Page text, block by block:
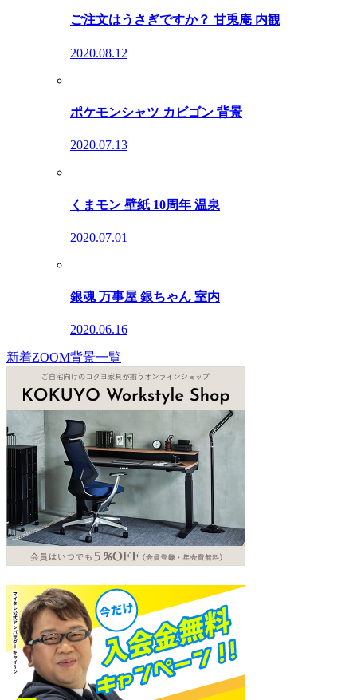
ご注文はうさぎですか？ 甘兎庵 内観
2020.08.12
ポケモンシャツ カビゴン 背景
2020.07.13
くまモン 壁紙 10周年 温泉
2020.07.01
銀魂 万事屋 銀ちゃん 室内
2020.06.16
新着ZOOM背景一覧